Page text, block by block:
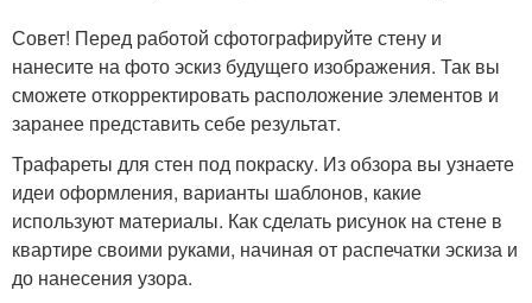
Совет! Перед работой сфотографируйте стену и
нанесите на фото эскиз будущего изображения. Так вы
сможете откорректировать расположение элементов и
заранее представить себе результат.
Трафареты для стен под покраску. Из обзора вы узнаете
идеи оформления, варианты шаблонов, какие
используют материалы. Как сделать рисунок на стене в
квартире своими руками, начиная от распечатки эскиза и
до нанесения узора.